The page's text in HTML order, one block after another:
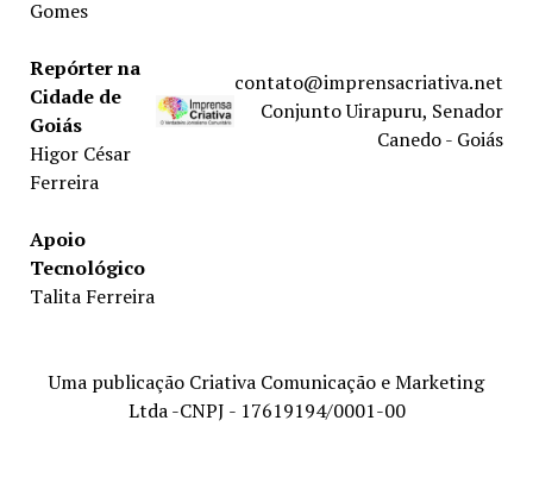
Gomes
Repórter na
Cidade de
Goiás
Higor César
Ferreira
Apoio
Tecnológico
Talita Ferreira
contato@imprensacriativa.net
Conjunto Uirapuru, Senador
Canedo - Goiás
Uma publicação Criativa Comunicação e Marketing
Ltda -CNPJ - 17619194/0001-00